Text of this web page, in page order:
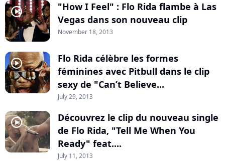
player2
"How I Feel" : Flo Rida flambe à Las
Vegas dans son nouveau clip
November 18, 2013
player2
Flo Rida célèbre les formes
féminines avec Pitbull dans le clip
sexy de "Can’t Believe...
July 29, 2013
player2
Découvrez le clip du nouveau single
de Flo Rida, "Tell Me When You
Ready" feat....
July 11, 2013